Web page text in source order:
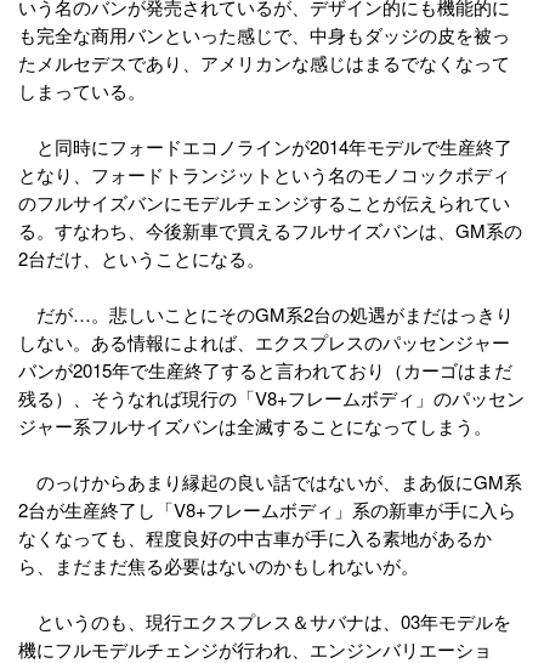
いう名のバンが発売されているが、デザイン的にも機能的に
も完全な商用バンといった感じで、中身もダッジの皮を被っ
たメルセデスであり、アメリカンな感じはまるでなくなって
しまっている。
と同時にフォードエコノラインが2014年モデルで生産終了
となり、フォードトランジットという名のモノコックボディ
のフルサイズバンにモデルチェンジすることが伝えられてい
る。すなわち、今後新車で買えるフルサイズバンは、GM系の
2台だけ、ということになる。
だが…。悲しいことにそのGM系2台の処遇がまだはっきり
しない。ある情報によれば、エクスプレスのパッセンジャー
バンが2015年で生産終了すると言われており（カーゴはまだ
残る）、そうなれば現行の「V8+フレームボディ」のパッセン
ジャー系フルサイズバンは全滅することになってしまう。
のっけからあまり縁起の良い話ではないが、まあ仮にGM系
2台が生産終了し「V8+フレームボディ」系の新車が手に入ら
なくなっても、程度良好の中古車が手に入る素地があるか
ら、まだまだ焦る必要はないのかもしれないが。
というのも、現行エクスプレス＆サバナは、03年モデルを
機にフルモデルチェンジが行われ、エンジンバリエーショ